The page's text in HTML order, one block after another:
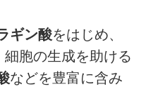
ギン酸をはじめ、
細胞の生成を助ける
などを豊富に含み